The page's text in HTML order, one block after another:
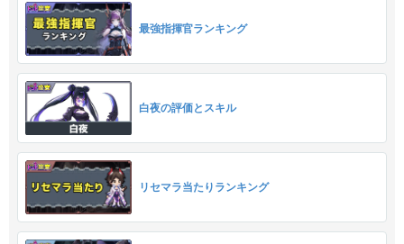
最強指揮官ランキング
白夜の評価とスキル
リセマラ当たりランキング